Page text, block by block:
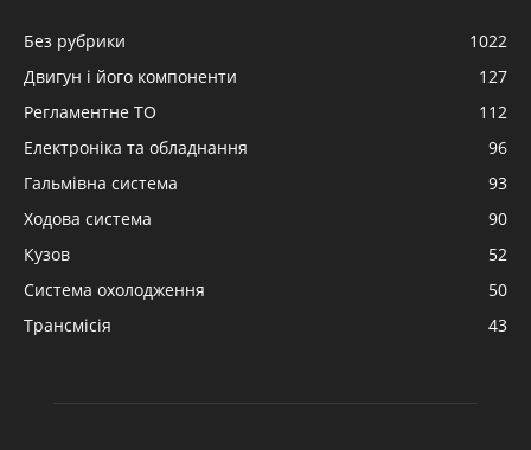
Без рубрики
1022
Двигун і його компоненти
127
Регламентне ТО
112
Електроніка та обладнання
96
Гальмівна система
93
Ходова система
90
Кузов
52
Система охолодження
50
Трансмісія
43